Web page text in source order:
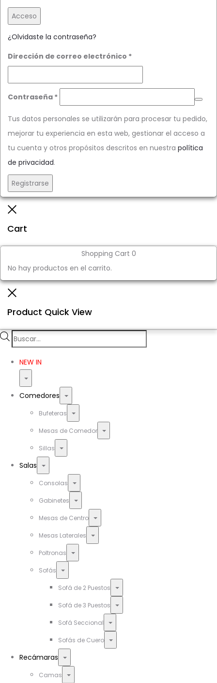
Acceso
¿Olvidaste la contraseña?
Dirección de correo electrónico *Obligatorio
Contraseña *Obligatorio
Tus datos personales se utilizarán para procesar tu pedido,
mejorar tu experiencia en esta web, gestionar el acceso a
tu cuenta y otros propósitos descritos en nuestra política
de privacidad.
Registrarse
Cart
Shopping Cart 0
No hay productos en el carrito.
Product Quick View
Búsqueda
productos
NEW IN
Toggle
Comedores
Toggle
Bufeteras Toggle
Mesas de Comedor Toggle
Sillas
Toggle
Salas
Toggle
Consolas Toggle
Gabinetes Toggle
Mesas de Centro Toggle
Mesas Laterales Toggle
Poltronas Toggle
Sofás Toggle
Sofá de 2 Puestos Toggle
Sofá de 3 Puestos Toggle
Sofá Seccional Toggle
Sofás de Cuero
Toggle
Recámaras
Toggle
Camas Toggle